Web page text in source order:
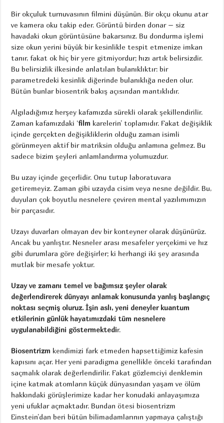
Bir okçuluk turnuvasının filmini düşünün. Bir okçu okunu atar
ve kamera oku takip eder. Görüntü birden donar – siz
havadaki okun görüntüsüne bakarsınız. Bu dondurma işlemi
size okun yerini büyük bir kesinlikle tespit etmenize imkan
tanır, fakat ok hiç bir yere gitmiyordur; hızı artık belirsizdir.
Bu belirsizlik ilkesinde anlatılan bulanıklıktır: bir
parametredeki kesinlik diğerinde bulanıklığa neden olur.
Bütün bunlar biosentrik bakış açısından mantıklıdır.
Algıladığımız herşey kafamızda sürekli olarak şekillendirilir.
Zaman kafamızdaki ‘film karelerin’ toplamıdır. Fakat değişiklik
içinde gerçekten değişikliklerin olduğu zaman isimli
görünmeyen aktif bir matriksin olduğu anlamına gelmez. Bu
sadece bizim şeyleri anlamlandırma yolumuzdur.
Bu uzay içinde geçerlidir. Onu tutup laboratuvara
getiremeyiz. Zaman gibi uzayda cisim veya nesne değildir. Bu,
duyuları çok boyutlu nesnelere çeviren mental yazılımımızın
bir parçasıdır.
Uzayı duvarları olmayan dev bir konteyner olarak düşünürüz.
Ancak bu yanlıştır. Nesneler arası mesafeler yerçekimi ve hız
gibi durumlara göre değişirler; ki herhangi iki şey arasında
mutlak bir mesafe yoktur.
Uzay ve zamanı temel ve bağımsız şeyler olarak
değerlendirerek dünyayı anlamak konusunda yanlış başlangıç
noktası seçmiş oluruz. İşin aslı, yeni deneyler kuantum
etkilerinin günlük hayatımızdaki tüm nesnelere
uygulanabildiğini göstermektedir.
Biosentrizm kendimizi fark etmeden hapsettiğimiz kafesin
kapısını açar. Her yeni paradigma genellikle önceki tarafından
saçmalık olarak değerlendirilir. Fakat gözlemciyi denklemin
içine katmak atomların küçük dünyasından yaşam ve ölüm
hakkındaki görüşlerimize kadar her konudaki anlayaşımıza
yeni ufuklar açmaktadır. Bundan ötesi biosentrizm
Einstein’dan beri bütün bilimadamlarının yapmaya çalıştığı